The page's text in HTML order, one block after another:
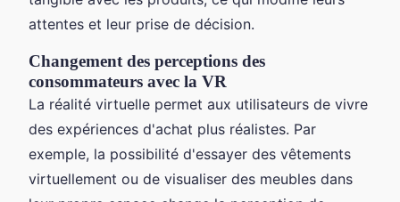
attentes et leur prise de décision.
Changement des perceptions des
consommateurs avec la VR
La réalité virtuelle permet aux utilisateurs de vivre
des expériences d'achat plus réalistes. Par
exemple, la possibilité d'essayer des vêtements
virtuellement ou de visualiser des meubles dans